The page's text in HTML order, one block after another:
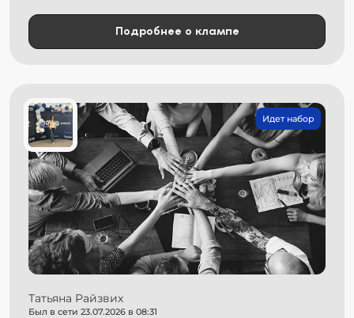
Подробнее о клампе
Идет набор
Татьяна Райзвих
Был в сети 23.07.2026 в 08:31